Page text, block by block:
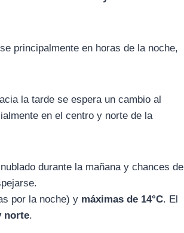
principalmente en horas de la noche,
la tarde se espera un cambio al
en el centro y norte de la
durante la mañana y chances de
por la noche) y máximas de 14°C. El
norte.